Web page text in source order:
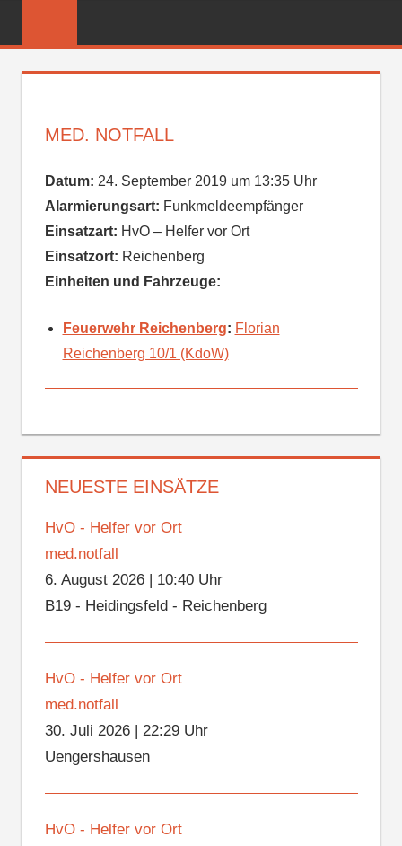
FEUERWEHR
MED. NOTFALL
Datum: 24. September 2019 um 13:35 Uhr
Alarmierungsart: Funkmeldeempfänger
Einsatzart: HvO – Helfer vor Ort
Einsatzort: Reichenberg
Einheiten und Fahrzeuge:
Feuerwehr Reichenberg: Florian
Reichenberg 10/1 (KdoW)
NEUESTE EINSÄTZE
HvO - Helfer vor Ort
med.notfall
6. August 2026| 10:40 Uhr
B19 - Heidingsfeld - Reichenberg
HvO - Helfer vor Ort
med.notfall
30. Juli 2026| 22:29 Uhr
Uengershausen
HvO - Helfer vor Ort